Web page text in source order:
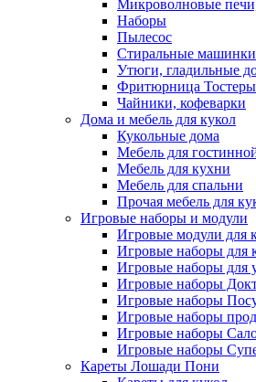
Микроволновые
Наборы
Пылесос
Стиральные машинки
Утюги, гладильные
Фритюрница Тостеры
Чайники, кофеварки
Дома и мебель для кукол
Кукольные дома
Мебель для
Мебель для кухни
Мебель для спальни
Прочая мебель для
Игровые наборы и модули
Игровые модули для
Игровые наборы для
Игровые наборы для
Игровые наборы
Игровые наборы
Игровые наборы
Игровые наборы
Игровые наборы
Кареты Лошади Пони